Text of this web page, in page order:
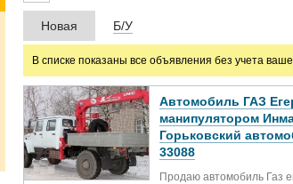
Новая Б/У
В списке показаны все объявления без учета
Автомобиль ГАЗ
манипулятором
Горьковский
33088
Продаю автомобиль Газ